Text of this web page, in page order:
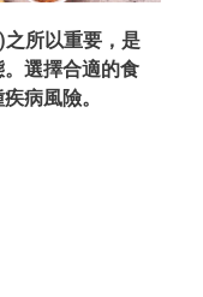
所以重要，是
選擇合適的食
病風險。